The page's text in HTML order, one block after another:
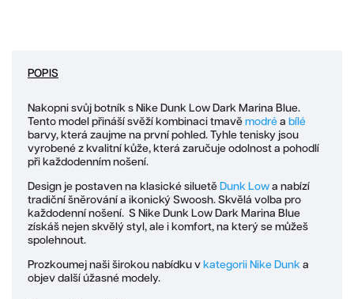
POPIS
Nakopni svůj botník s Nike Dunk Low Dark Marina Blue.
Tento model přináší svěží kombinaci tmavě modré a bílé
barvy, která zaujme na první pohled. Tyhle tenisky jsou
vyrobené z kvalitní kůže, která zaručuje odolnost a pohodlí
při každodenním nošení.
Design je postaven na klasické siluetě Dunk Low a nabízí
tradiční šněrování a ikonický Swoosh. Skvělá volba pro
každodenní nošení. S Nike Dunk Low Dark Marina Blue
získáš nejen skvělý styl, ale i komfort, na který se můžeš
spolehnout.
Prozkoumej naši širokou nabídku v kategorii Nike Dunk a
objev další úžasné modely.